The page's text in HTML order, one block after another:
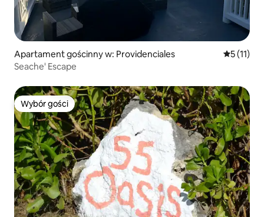
Apartament gościnny w: Providenciales Średnia
5 (11)
Seache' Escape
Wybór gości
Wybór gości